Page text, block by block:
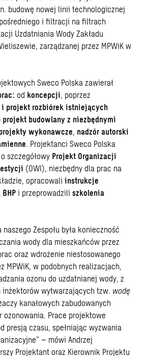
budowę nowej linii technologicznej
i filtracji na filtrach
Uzdatniania Wody Zakładu
zarządzanej przez MPWiK w
Sweco Polska zawierał
od koncepcji, poprzez
projekt rozbiórek istniejących
projekt budowlany z niezbędnymi
wykonawcze, nadzór autorski
. Projektanci Sweco Polska
szczegółowy Projekt Organizacji
(OWI), niezbędny dla prac na
opracowaliinstrukcje
i przeprowadziliszkolenia
naszego Zespołu była konieczność
wody dla mieszkańców przez
oraz wdrożenie niestosowanego
MPWiK, w podobnych realizacjach,
ozonu do uzdatnianej wody, z
inżektorów wytwarzających tzw. wodę
kanałowych zabudowanych
ozonowania. Prace projektowe
presją czasu, spełniając wyzwania
– mówi Andrzej
Projektant oraz Kierownik Projektu